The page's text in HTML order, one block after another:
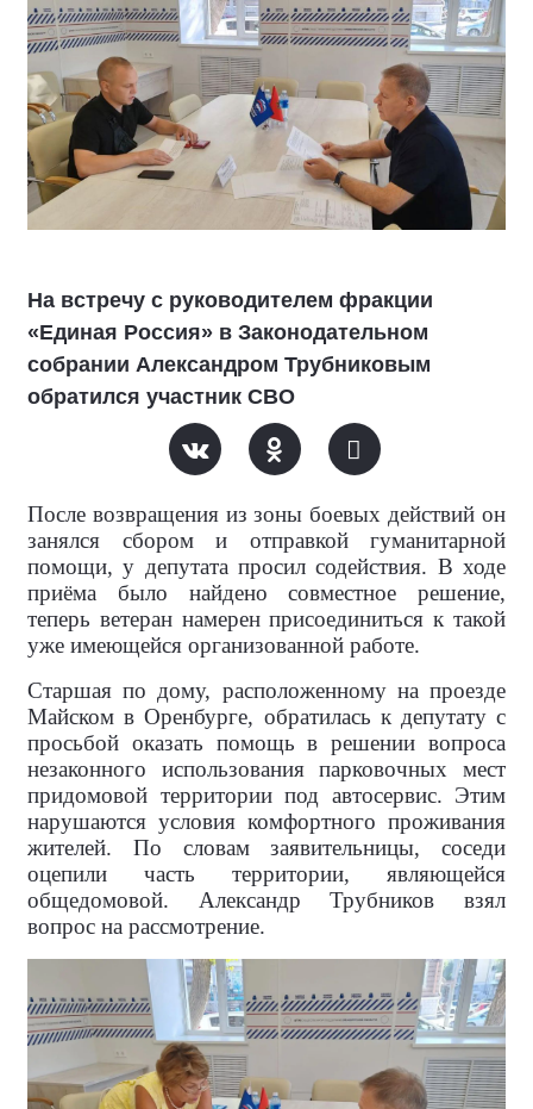
На встречу с руководителем фракции
«Единая Россия» в Законодательном
собрании Александром Трубниковым
обратился участник СВО
После возвращения из зоны боевых действий он
занялся сбором и отправкой гуманитарной
помощи, у депутата просил содействия. В ходе
приёма было найдено совместное решение,
теперь ветеран намерен присоединиться к такой
уже имеющейся организованной работе.
Старшая по дому, расположенному на проезде
Майском в Оренбурге, обратилась к депутату с
просьбой оказать помощь в решении вопроса
незаконного использования парковочных мест
придомовой территории под автосервис. Этим
нарушаются условия комфортного проживания
жителей. По словам заявительницы, соседи
оцепили часть территории, являющейся
общедомовой. Александр Трубников взял
вопрос на рассмотрение.